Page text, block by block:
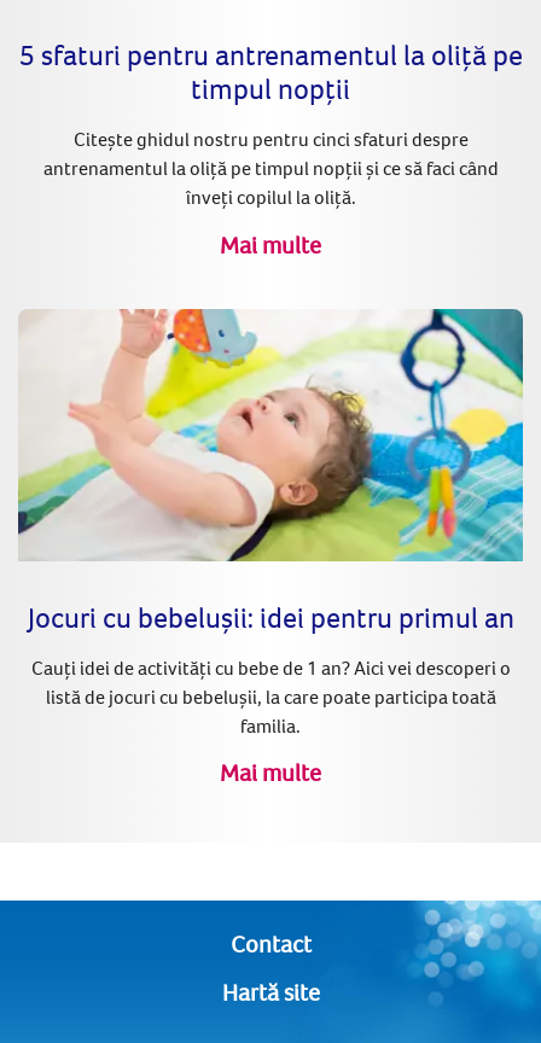
5 sfaturi pentru antrenamentul la oliță pe
timpul nopții
Citește ghidul nostru pentru cinci sfaturi despre
antrenamentul la oliță pe timpul nopții și ce să faci când
înveți copilul la oliță.
Mai multe
Jocuri cu bebelușii: idei pentru primul an
Cauți idei de activități cu bebe de 1 an? Aici vei descoperi o
listă de jocuri cu bebelușii, la care poate participa toată
familia.
Mai multe
Contact
Hartă site